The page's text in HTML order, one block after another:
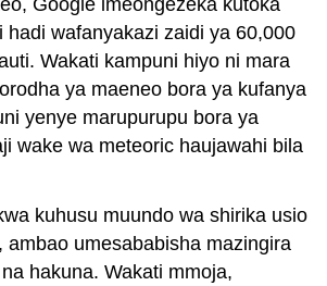
hadi wafanyakazi zaidi ya 60,000
Wakati kampuni hiyo ni mara
ya maeneo bora ya kufanya
yenye marupurupu bora ya
wake wa meteoric haujawahi bila
kuhusu muundo wa shirika usio
ambao umesababisha mazingira
hakuna. Wakati mmoja,